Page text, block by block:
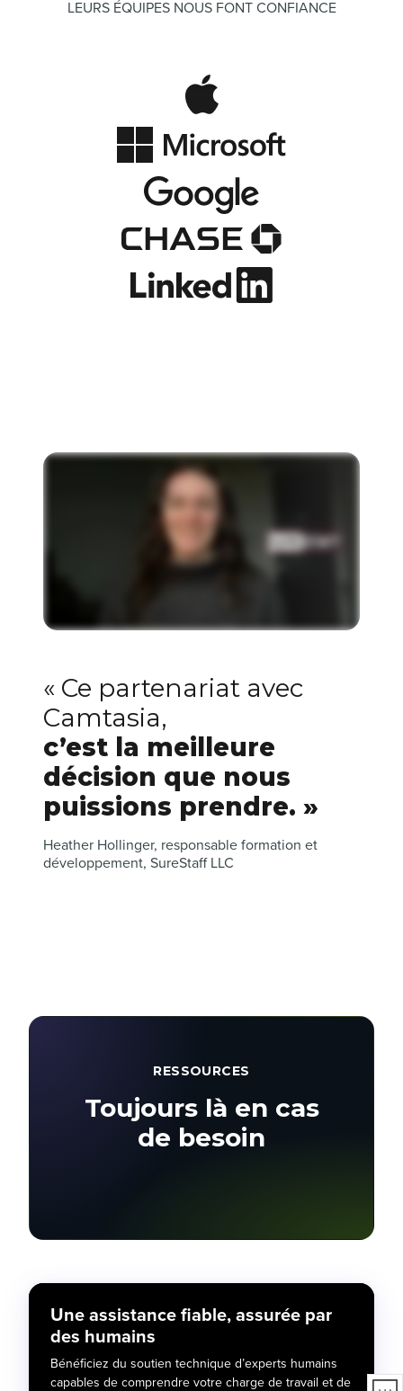
LEURS ÉQUIPES NOUS FONT CONFIANCE
« Ce partenariat avec
Camtasia,
c’est la meilleure
décision que nous
puissions prendre. »
Heather Hollinger, responsable formation et
développement, SureStaff LLC
RESSOURCES
Toujours là en cas
de besoin
Une assistance fiable, assurée par
des humains
Bénéficiez du soutien technique d’experts humains
capables de comprendre votre charge de travail et de